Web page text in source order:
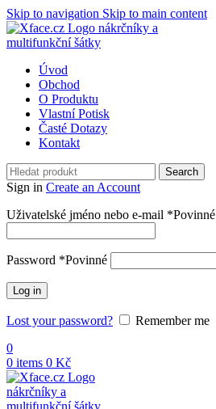
Skip to navigation Skip to main content
Úvod
Obchod
O Produktu
Vlastní Potisk
Časté Dotazy
Kontakt
Search
Sign in Create an Account
Uživatelské jméno nebo e-mail *Povinné
Password *Povinné
Log in
Lost your password?
Remember me
0
0 items 0 Kč